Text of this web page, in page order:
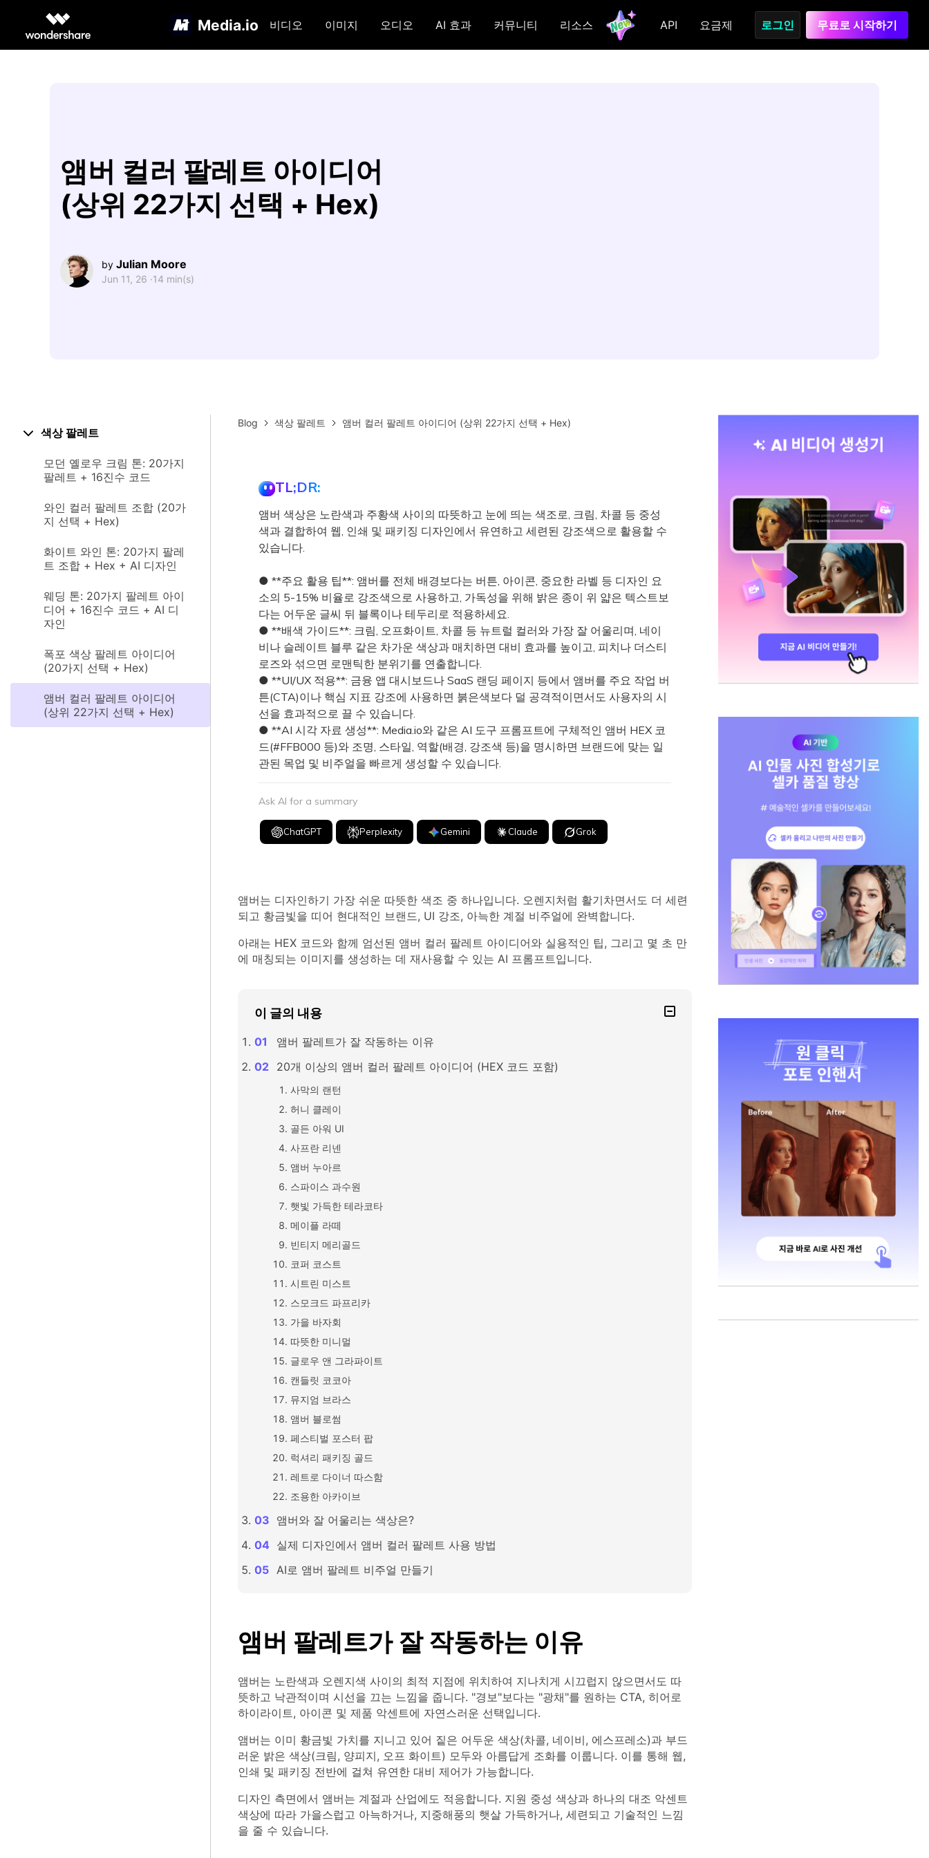
Media.io 비디오 이미지 오디오 AI 효과 커뮤니티 리소스 API 요금제 로그인 무료로 시작하기
앰버 컬러 팔레트 아이디어
(상위 22가지 선택 + Hex)
by Julian Moore
Jun 11, 26 ·14 min(s)
색상 팔레트
모던 옐로우 크림 톤: 20가지
팔레트 + 16진수 코드
와인 컬러 팔레트 조합 (20가
지 선택 + Hex)
화이트 와인 톤: 20가지 팔레
트 조합 + Hex + AI 디자인
웨딩 톤: 20가지 팔레트 아이
디어 + 16진수 코드 + AI 디
자인
폭포 색상 팔레트 아이디어
(20가지 선택 + Hex)
앰버 컬러 팔레트 아이디어
(상위 22가지 선택 + Hex)
Blog 색상 팔레트 앰버 컬러 팔레트 아이디어 (상위 22가지 선택 + Hex)
TL;DR:
앰버 색상은 노란색과 주황색 사이의 따뜻하고 눈에 띄는 색조로, 크림, 차콜 등 중성
색과 결합하여 웹, 인쇄 및 패키징 디자인에서 유연하고 세련된 강조색으로 활용할 수
있습니다.
● **주요 활용 팁**: 앰버를 전체 배경보다는 버튼, 아이콘, 중요한 라벨 등 디자인 요
소의 5-15% 비율로 강조색으로 사용하고, 가독성을 위해 밝은 종이 위 얇은 텍스트보
다는 어두운 글씨 뒤 블록이나 테두리로 적용하세요.
● **배색 가이드**: 크림, 오프화이트, 차콜 등 뉴트럴 컬러와 가장 잘 어울리며, 네이
비나 슬레이트 블루 같은 차가운 색상과 매치하면 대비 효과를 높이고, 피치나 더스티
로즈와 섞으면 로맨틱한 분위기를 연출합니다.
● **UI/UX 적용**: 금융 앱 대시보드나 SaaS 랜딩 페이지 등에서 앰버를 주요 작업 버
튼(CTA)이나 핵심 지표 강조에 사용하면 붉은색보다 덜 공격적이면서도 사용자의 시
선을 효과적으로 끌 수 있습니다.
● **AI 시각 자료 생성**: Media.io와 같은 AI 도구 프롬프트에 구체적인 앰버 HEX 코
드(#FFB000 등)와 조명, 스타일, 역할(배경, 강조색 등)을 명시하면 브랜드에 맞는 일
관된 목업 및 비주얼을 빠르게 생성할 수 있습니다.
Ask AI for a summary
ChatGPT Perplexity Gemini Claude Grok
앰버는 디자인하기 가장 쉬운 따뜻한 색조 중 하나입니다. 오렌지처럼 활기차면서도 더 세련
되고 황금빛을 띠어 현대적인 브랜드, UI 강조, 아늑한 계절 비주얼에 완벽합니다.
아래는 HEX 코드와 함께 엄선된 앰버 컬러 팔레트 아이디어와 실용적인 팁, 그리고 몇 초 만
에 매칭되는 이미지를 생성하는 데 재사용할 수 있는 AI 프롬프트입니다.
이 글의 내용
앰버 팔레트가 잘 작동하는 이유
20개 이상의 앰버 컬러 팔레트 아이디어 (HEX 코드 포함)
사막의 랜턴
허니 클레이
골든 아워 UI
사프란 리넨
앰버 누아르
스파이스 과수원
햇빛 가득한 테라코타
메이플 라떼
빈티지 메리골드
코퍼 코스트
시트린 미스트
스모크드 파프리카
가을 바자회
따뜻한 미니멀
글로우 앤 그라파이트
캔들릿 코코아
뮤지엄 브라스
앰버 블로썸
페스티벌 포스터 팝
럭셔리 패키징 골드
레트로 다이너 따스함
조용한 아카이브
앰버와 잘 어울리는 색상은?
실제 디자인에서 앰버 컬러 팔레트 사용 방법
AI로 앰버 팔레트 비주얼 만들기
앰버 팔레트가 잘 작동하는 이유
앰버는 노란색과 오렌지색 사이의 최적 지점에 위치하여 지나치게 시끄럽지 않으면서도 따
뜻하고 낙관적이며 시선을 끄는 느낌을 줍니다. "경보"보다는 "광채"를 원하는 CTA, 히어로
하이라이트, 아이콘 및 제품 악센트에 자연스러운 선택입니다.
앰버는 이미 황금빛 가치를 지니고 있어 짙은 어두운 색상(차콜, 네이비, 에스프레소)과 부드
러운 밝은 색상(크림, 양피지, 오프 화이트) 모두와 아름답게 조화를 이룹니다. 이를 통해 웹,
인쇄 및 패키징 전반에 걸쳐 유연한 대비 제어가 가능합니다.
디자인 측면에서 앰버는 계절과 산업에도 적응합니다. 지원 중성 색상과 하나의 대조 악센트
색상에 따라 가을스럽고 아늑하거나, 지중해풍의 햇살 가득하거나, 세련되고 기술적인 느낌
을 줄 수 있습니다.